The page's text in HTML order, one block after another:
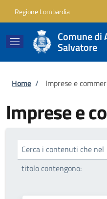
Regione Lombardia
Comune di
Salvatore
Briciole di
Home / Imprese e
Imprese e
Cerca i contenuti che nel
titolo contengono: